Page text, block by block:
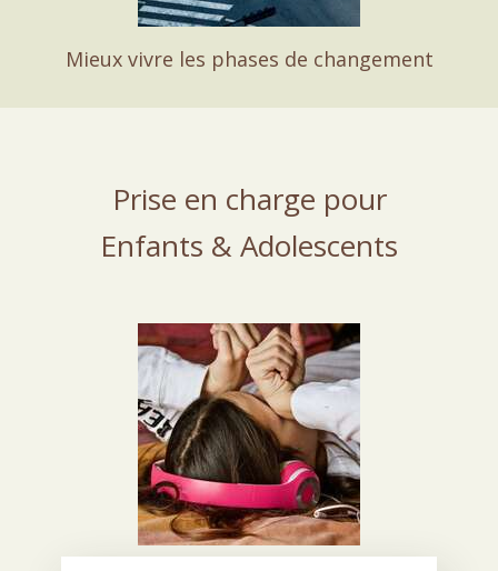
Mieux vivre les phases de changement
Prise en charge pour
Enfants & Adolescents